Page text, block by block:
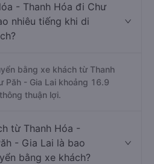
- Thanh Hóa đi Chư
nhiêu tiếng khi di
bằng xe khách từ Thanh
Păh - Gia Lai khoảng 16.9
thuận lợi.
từ Thanh Hóa -
- Gia Lai là bao
bằng xe khách?